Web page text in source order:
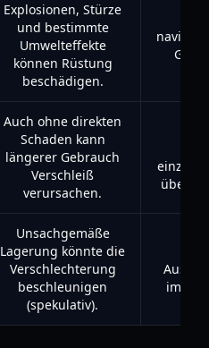
Explosionen, Stürze
und bestimmte
Umwelteffekte
können Rüstung
beschädigen.
Auch ohne direkten
Schaden kann
längerer Gebrauch
Verschleiß
verursachen.
Unsachgemäße
Lagerung könnte die
Verschlechterung
beschleunigen
(spekulativ).
im